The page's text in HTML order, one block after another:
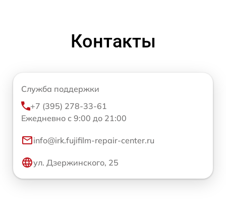
Контакты
Служба поддержки
+7 (395) 278-33-61
Ежедневно с 9:00 до 21:00
info@irk.fujifilm-repair-center.ru
ул. Дзержинского, 25